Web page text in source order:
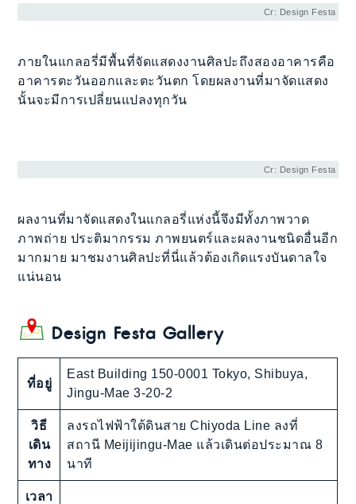
Cr: Design Festa
ภายในแกลอรี่มีพื้นที่จัดแสดงงานศิลปะถึงสองอาคารคือ
อาคารตะวันออกและตะวันตก โดยผลงานที่มาจัดแสดง
นั้นจะมีการเปลี่ยนแปลงทุกวัน
Cr: Design Festa
ผลงานที่มาจัดแสดงในแกลอรี่แห่งนี้จึงมีทั้งภาพวาด
ภาพถ่าย ประติมากรรม ภาพยนตร์และผลงานชนิดอื่นอีก
มากมาย มาชมงานศิลปะที่นี่แล้วต้องเกิดแรงบันดาลใจ
แน่นอน
Design Festa Gallery
ที่อยู่
East Building 150-0001 Tokyo, Shibuya,
Jingu-Mae 3-20-2
วิธี
เดิน
ทาง
ลงรถไฟฟ้าใต้ดินสาย Chiyoda Line ลงที่
สถานี Meijijingu-Mae แล้วเดินต่อประมาณ 8
นาที
เวลา